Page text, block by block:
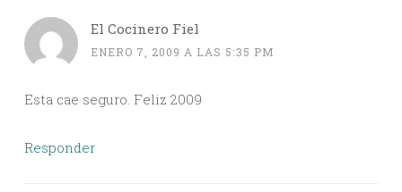
El Cocinero Fiel
ENERO 7, 2009 A LAS 5:35 PM
Esta cae seguro. Feliz 2009
Responder